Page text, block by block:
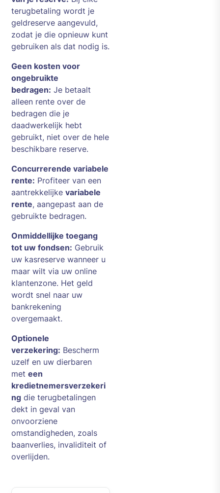
terugbetaling wordt je
geldreserve aangevuld,
zodat je die opnieuw kunt
gebruiken als dat nodig is.
Geen kosten voor
ongebruikte
bedragen: Je betaalt
alleen rente over de
bedragen die je
daadwerkelijk hebt
gebruikt, niet over de hele
beschikbare reserve.
Concurrerende variabele
rente: Profiteer van een
aantrekkelijke variabele
rente, aangepast aan de
gebruikte bedragen.
Onmiddellijke toegang
tot uw fondsen: Gebruik
uw kasreserve wanneer u
maar wilt via uw online
klantenzone. Het geld
wordt snel naar uw
bankrekening
overgemaakt.
Optionele
verzekering: Bescherm
uzelf en uw dierbaren
met een
kredietnemersverzekeri
ng die terugbetalingen
dekt in geval van
onvoorziene
omstandigheden, zoals
baanverlies, invaliditeit of
overlijden.